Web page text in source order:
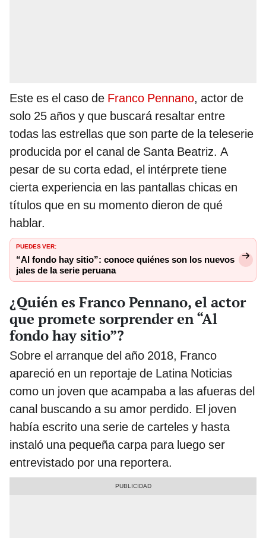
Este es el caso de Franco Pennano, actor de
solo 25 años y que buscará resaltar entre
todas las estrellas que son parte de la teleserie
producida por el canal de Santa Beatriz. A
pesar de su corta edad, el intérprete tiene
cierta experiencia en las pantallas chicas en
títulos que en su momento dieron de qué
hablar.
PUEDES VER:
“Al fondo hay sitio”: conoce quiénes son los nuevos
jales de la serie peruana
¿Quién es Franco Pennano, el actor
que promete sorprender en “Al
fondo hay sitio”?
Sobre el arranque del año 2018, Franco
apareció en un reportaje de Latina Noticias
como un joven que acampaba a las afueras del
canal buscando a su amor perdido. El joven
había escrito una serie de carteles y hasta
instaló una pequeña carpa para luego ser
entrevistado por una reportera.